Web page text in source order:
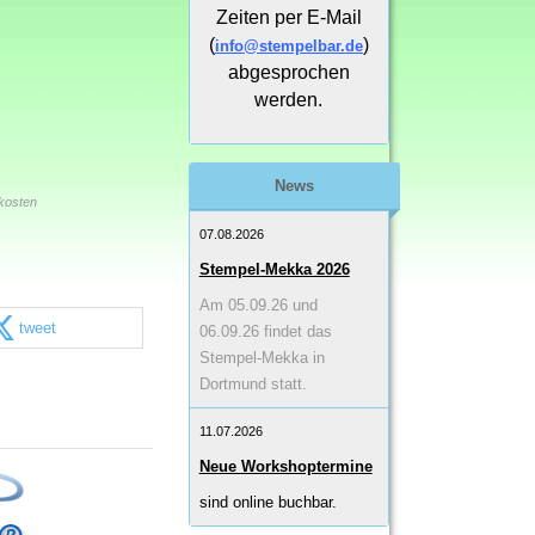
tweet
Zeiten per E-Mail
(info@stempelbar.de)
abgesprochen
werden.
News
07.08.2026
Stempel-Mekka 2026
Am 05.09.26 und
06.09.26 findet das
Stempel-Mekka in
Dortmund statt.
11.07.2026
Neue Workshoptermine
sind online buchbar.